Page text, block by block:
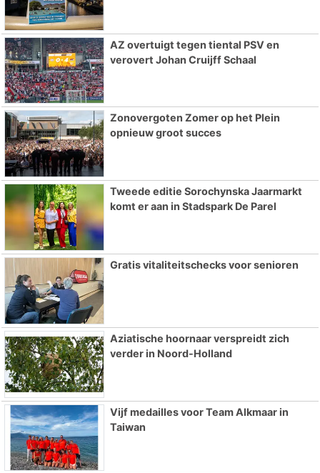
AZ overtuigt tegen tiental PSV en
verovert Johan Cruijff Schaal
Zonovergoten Zomer op het Plein
opnieuw groot succes
Tweede editie Sorochynska Jaarmarkt
komt er aan in Stadspark De Parel
Gratis vitaliteitschecks voor senioren
Aziatische hoornaar verspreidt zich
verder in Noord-Holland
Vijf medailles voor Team Alkmaar in
Taiwan